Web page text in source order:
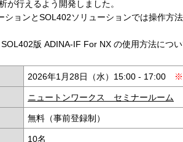
が行えるよう開発しました。
ションとSOL402ソリューションでは操作方
版 ADINA-IF For NX の使用方法につ
2026年1月28日（水）15:00 - 17:00 ※
ニュートンワークス セミナールーム
無料（事前登録制）
10名